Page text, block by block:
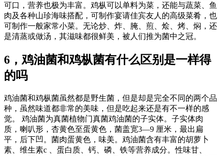
可口，营养也极为丰富。鸡枞可以单料为菜，还能与蔬菜、鱼
肉及各种山珍海味搭配，可制作宴请佳宾友人的高级菜肴，也
可制作一般家常小菜。无论炒、炸、腌、煎、烩、烤、焖，还
是清蒸或做汤，其滋味都很鲜美，被人们推为菌中之冠。
6，鸡油菌和鸡枞菌有什么区别是一样得
的吗
鸡油菌和鸡枞菌虽然都是野生菌，但是却是完全不同的两个品
种，虽然味道都非常的美味，但是吃起来还是有不一样的感
觉。 鸡油菌为真菌植物门真菌鸡油菌的子实体。子实体肉
质，喇叭形，杏黄色至蛋黄色，菌盖宽3—9 厘米，最出扁
平，后下凹。菌肉蛋黄色，味美。鸡油菌含有丰富的胡萝卜
素、维生素c 、蛋白质、钙、磷、铁等营养成分。性味甘、